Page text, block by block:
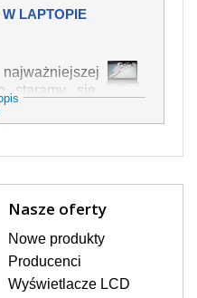
LAPTOPIE
staramy się,
Służy
lub obrazu w
Do
np.
następnie
pasy, ciemny
Nasze oferty
Nowe produkty
Producenci
Wyświetlacze LCD